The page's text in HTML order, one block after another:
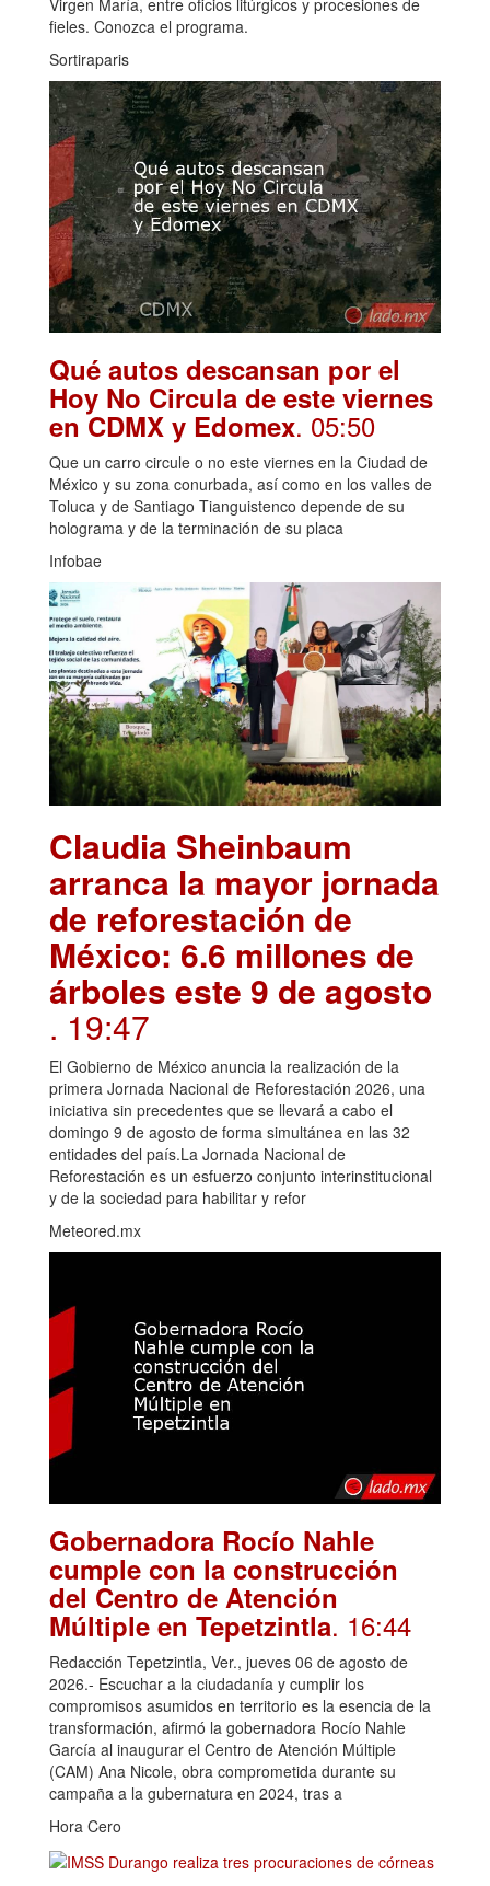
fieles. Conozca el programa.
Sortiraparis
Qué autos descansan por el
Hoy No Circula de este viernes
en CDMX y Edomex. 05:50
Que un carro circule o no este viernes en la Ciudad de
México y su zona conurbada, así como en los valles de
Toluca y de Santiago Tianguistenco depende de su
holograma y de la terminación de su placa
Infobae
Claudia Sheinbaum
arranca la mayor jornada
de reforestación de
México: 6.6 millones de
árboles este 9 de agosto
. 19:47
El Gobierno de México anuncia la realización de la
primera Jornada Nacional de Reforestación 2026, una
iniciativa sin precedentes que se llevará a cabo el
domingo 9 de agosto de forma simultánea en las 32
entidades del país.La Jornada Nacional de
Reforestación es un esfuerzo conjunto interinstitucional
y de la sociedad para habilitar y refor
Meteored.mx
Gobernadora Rocío Nahle
cumple con la construcción
del Centro de Atención
Múltiple en Tepetzintla. 16:44
Redacción Tepetzintla, Ver., jueves 06 de agosto de
2026.- Escuchar a la ciudadanía y cumplir los
compromisos asumidos en territorio es la esencia de la
transformación, afirmó la gobernadora Rocío Nahle
García al inaugurar el Centro de Atención Múltiple
(CAM) Ana Nicole, obra comprometida durante su
campaña a la gubernatura en 2024, tras a
Hora Cero